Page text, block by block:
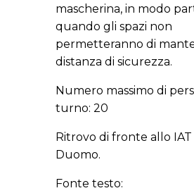
mascherina, in modo
quando gli spazi non
permetteranno di
distanza di sicurezza.
Numero massimo di
turno: 20
Ritrovo di fronte allo IAT
Duomo.
Fonte testo: